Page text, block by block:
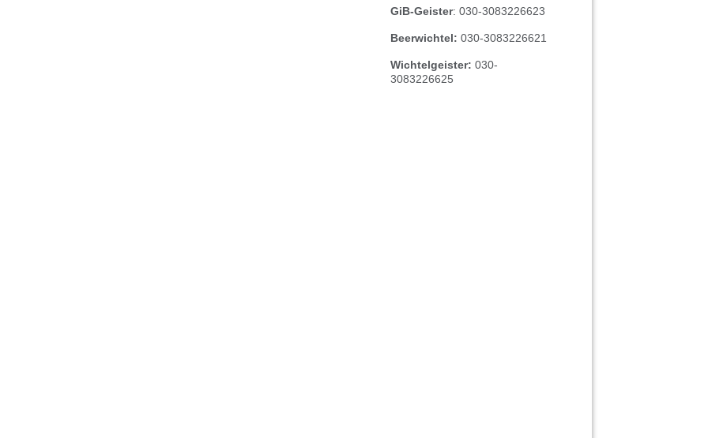
GiB-Geister: 030-3083226623
Beerwichtel: 030-3083226621
Wichtelgeister: 030-
3083226625